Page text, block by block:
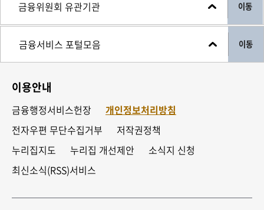
이동
이동
이용안내
금융행정서비스헌장
개인정보처리방침
전자우편 무단수집거부
저작권정책
누리집지도
누리집 개선제안
소식지 신청
최신소식(RSS)서비스